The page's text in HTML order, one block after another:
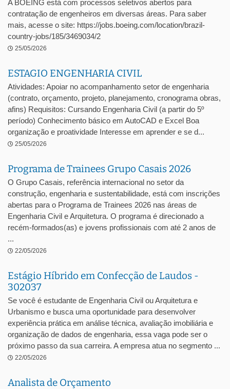
A BOEING está com processos seletivos abertos para
contratação de engenheiros em diversas áreas. Para saber
mais, acesse o site: https://jobs.boeing.com/location/brazil-
country-jobs/185/3469034/2
25/05/2026
ESTAGIO ENGENHARIA CIVIL
Atividades: Apoiar no acompanhamento setor de engenharia
(contrato, orçamento, projeto, planejamento, cronograma obras,
afins) Requisitos: Cursando Engenharia Civil (a partir do 5º
período) Conhecimento básico em AutoCAD e Excel Boa
organização e proatividade Interesse em aprender e se d...
25/05/2026
Programa de Trainees Grupo Casais 2026
O Grupo Casais, referência internacional no setor da
construção, engenharia e sustentabilidade, está com inscrições
abertas para o Programa de Trainees 2026 nas áreas de
Engenharia Civil e Arquitetura. O programa é direcionado a
recém-formados(as) e jovens profissionais com até 2 anos de
...
22/05/2026
Estágio Híbrido em Confecção de Laudos -
302037
Se você é estudante de Engenharia Civil ou Arquitetura e
Urbanismo e busca uma oportunidade para desenvolver
experiência prática em análise técnica, avaliação imobiliária e
organização de dados de engenharia, essa vaga pode ser o
próximo passo da sua carreira. A empresa atua no segmento ...
22/05/2026
Analista de Orçamento